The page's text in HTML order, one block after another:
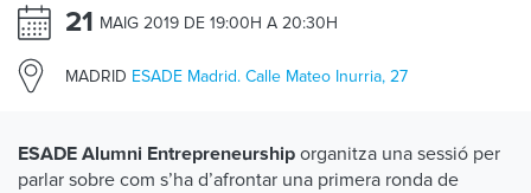
21 MAIG 2019 DE 19:00H A 20:30H
MADRID ESADE Madrid. Calle Mateo Inurria, 27
ESADE Alumni Entrepreneurship organitza una sessió per
parlar sobre com s’ha d’afrontar una primera ronda de